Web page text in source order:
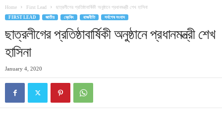
Home First Lead ছাত্রলীগের প্রতিষ্ঠাবার্ষিকী অনুষ্ঠানে প্রধানমন্ত্রী শেখ হাসিনা
FIRST LEAD জাতীয় ব্রেকিং রাজনীতি সর্বশেষ সংবাদ
ছাত্রলীগের প্রতিষ্ঠাবার্ষিকী অনুষ্ঠানে প্রধানমন্ত্রী শেখ
হাসিনা
January 4, 2020